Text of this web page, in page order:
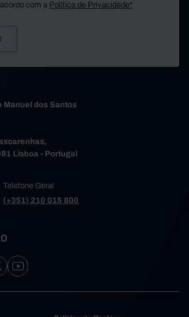
com a Política de Privacidade*
Manuel dos Santos
Lisboa - Portugal
Telefone Geral
(+351) 210 015 800